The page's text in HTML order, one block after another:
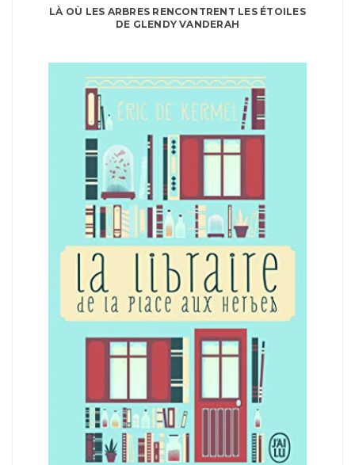
LÀ OÙ LES ARBRES RENCONTRENT LES ÉTOILES
DE GLENDY VANDERAH